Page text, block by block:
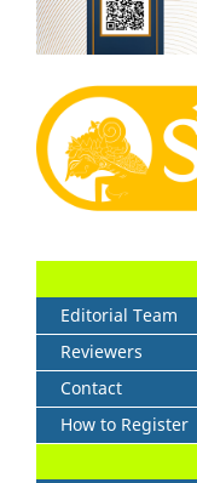
Editorial Team
Reviewers
Contact
How to Register